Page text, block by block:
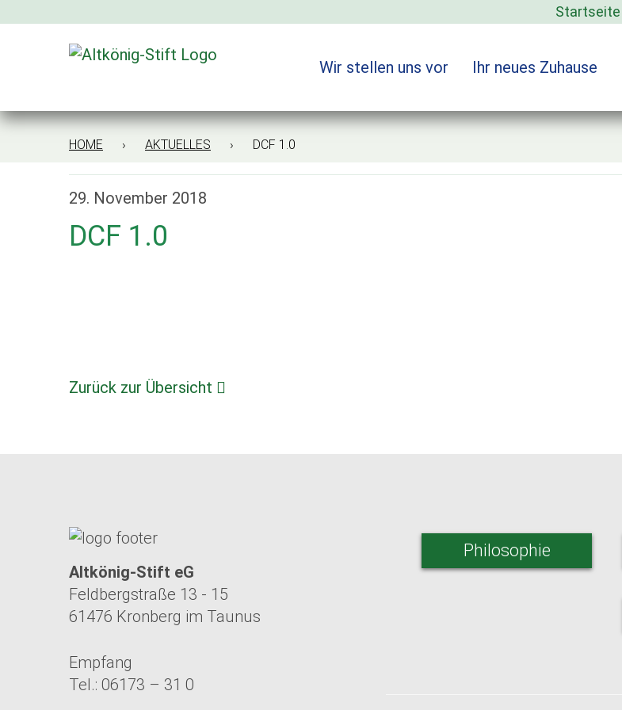
Startseite
Wir stellen uns vor Ihr neues Zuhause
HOME › AKTUELLES › DCF 1.0
29. November 2018
DCF 1.0
Zurück zur Übersicht
Altkönig-Stift eG
Feldbergstraße 13 - 15
61476 Kronberg im Taunus
Empfang
Tel.: 06173 – 31 0
Philosophie